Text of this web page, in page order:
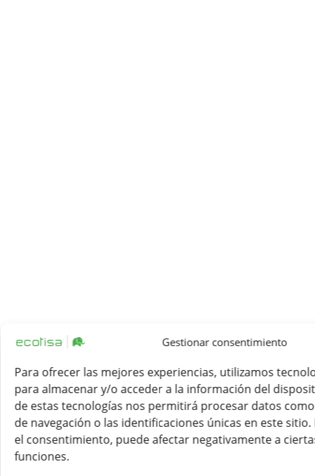
Gestionar consentimiento
Para ofrecer las mejores experiencias, utilizamos
para almacenar y/o acceder a la información del
de estas tecnologías nos permitirá procesar datos
de navegación o las identificaciones únicas en este
el consentimiento, puede afectar negativamente a
funciones.